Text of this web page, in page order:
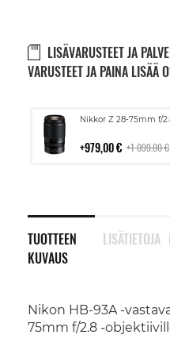
LISÄVARUSTEET JA
VARUSTEET JA PAINA LISÄÄ
Nikkor Z 28-75mm f/
979,00 € 1 099,00 €
Lisää
TUOTTEEN
KUVAUS
Nikon HB-93A -
75mm f/2.8 -
LISÄTIETOJA